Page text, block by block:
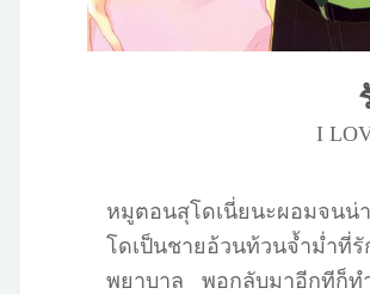
I
หมูตอนสุโดเนี่ยนะผอมจนน่
โดเป็นชายอ้วนท้วนจ้ำม่ำที่
พยาบาล พอกลับมาอีกทีก็ท